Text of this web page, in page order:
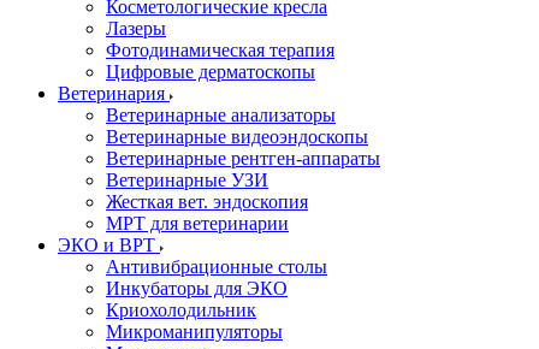
Косметологические кресла
Лазеры
Фотодинамическая терапия
Цифровые дерматоскопы
Ветеринария
Ветеринарные анализаторы
Ветеринарные видеоэндоскопы
Ветеринарные рентген-аппараты
Ветеринарные УЗИ
Жесткая вет. эндоскопия
МРТ для ветеринарии
ЭКО и ВРТ
Антивибрационные столы
Инкубаторы для ЭКО
Криохолодильник
Микроманипуляторы